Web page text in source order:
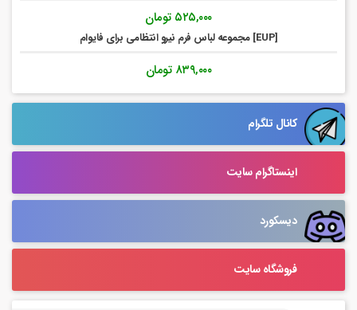
۵۲۵,۰۰۰ تومان
[EUP] مجموعه لباس فرم نیرو انتظامی برای فایوام
۸۳۹,۰۰۰ تومان
کانال تلگرام
اینستاگرام سایت
دیسکورد
فروشگاه سایت